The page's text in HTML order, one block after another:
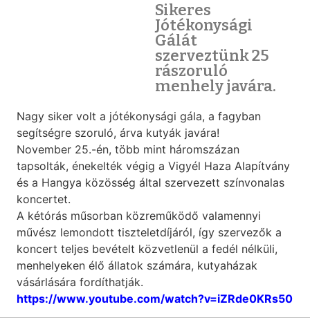
Sikeres
Jótékonysági
Gálát
szerveztünk 25
rászoruló
menhely javára.
Nagy siker volt a jótékonysági gála, a fagyban
segítségre szoruló, árva kutyák javára!
November 25.-én, több mint háromszázan
tapsolták, énekelték végig a Vigyél Haza Alapítvány
és a Hangya közösség által szervezett színvonalas
koncertet.
A kétórás műsorban közreműködő valamennyi
művész lemondott tiszteletdíjáról, így szervezők a
koncert teljes bevételt közvetlenül a fedél nélküli,
menhelyeken élő állatok számára, kutyaházak
vásárlására fordíthatják.
https://www.youtube.com/watch?v=iZRde0KRs50